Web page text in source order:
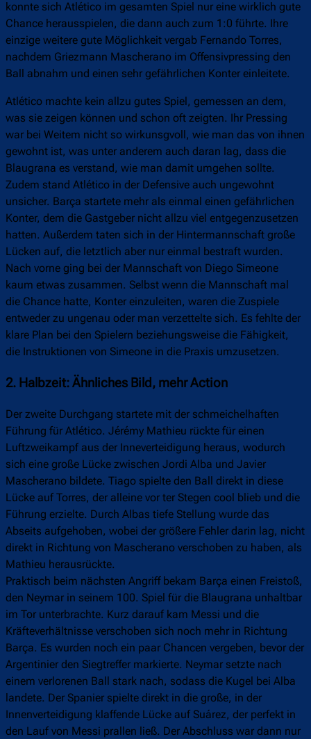
konnte sich Atlético im gesamten Spiel nur eine wirklich gute
Chance herausspielen, die dann auch zum 1:0 führte. Ihre
einzige weitere gute Möglichkeit vergab Fernando Torres,
nachdem Griezmann Mascherano im Offensivpressing den
Ball abnahm und einen sehr gefährlichen Konter einleitete.
Atlético machte kein allzu gutes Spiel, gemessen an dem,
was sie zeigen können und schon oft zeigten. Ihr Pressing
war bei Weitem nicht so wirkunsgvoll, wie man das von ihnen
gewohnt ist, was unter anderem auch daran lag, dass die
Blaugrana es verstand, wie man damit umgehen sollte.
Zudem stand Atlético in der Defensive auch ungewohnt
unsicher. Barça startete mehr als einmal einen gefährlichen
Konter, dem die Gastgeber nicht allzu viel entgegenzusetzen
hatten. Außerdem taten sich in der Hintermannschaft große
Lücken auf, die letztlich aber nur einmal bestraft wurden.
Nach vorne ging bei der Mannschaft von Diego Simeone
kaum etwas zusammen. Selbst wenn die Mannschaft mal
die Chance hatte, Konter einzuleiten, waren die Zuspiele
entweder zu ungenau oder man verzettelte sich. Es fehlte der
klare Plan bei den Spielern beziehungsweise die Fähigkeit,
die Instruktionen von Simeone in die Praxis umzusetzen.
2. Halbzeit: Ähnliches Bild, mehr Action
Der zweite Durchgang startete mit der schmeichelhaften
Führung für Atlético. Jérémy Mathieu rückte für einen
Luftzweikampf aus der Inneverteidigung heraus, wodurch
sich eine große Lücke zwischen Jordi Alba und Javier
Mascherano bildete. Tiago spielte den Ball direkt in diese
Lücke auf Torres, der alleine vor ter Stegen cool blieb und die
Führung erzielte. Durch Albas tiefe Stellung wurde das
Abseits aufgehoben, wobei der größere Fehler darin lag, nicht
direkt in Richtung von Mascherano verschoben zu haben, als
Mathieu herausrückte.
Praktisch beim nächsten Angriff bekam Barça einen Freistoß,
den Neymar in seinem 100. Spiel für die Blaugrana unhaltbar
im Tor unterbrachte. Kurz darauf kam Messi und die
Kräfteverhältnisse verschoben sich noch mehr in Richtung
Barça. Es wurden noch ein paar Chancen vergeben, bevor der
Argentinier den Siegtreffer markierte. Neymar setzte nach
einem verlorenen Ball stark nach, sodass die Kugel bei Alba
landete. Der Spanier spielte direkt in die große, in der
Innenverteidigung klaffende Lücke auf Suárez, der perfekt in
den Lauf von Messi prallen ließ. Der Abschluss war dann nur